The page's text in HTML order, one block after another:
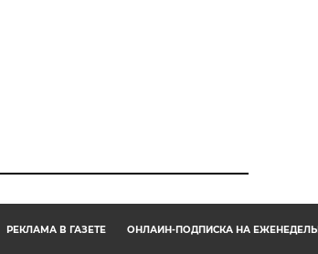
РЕКЛАМА В ГАЗЕТЕ
ОНЛАЙН-ПОДПИСКА НА